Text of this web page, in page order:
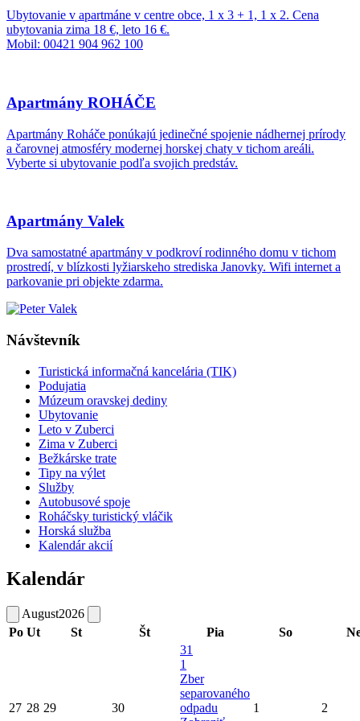
Ubytovanie v apartmáne v centre obce, 1 x 3 + 1, 1 x 2. Cena
ubytovania zima 18 €, leto 16 €.
Mobil: 00421 904 962 100
Apartmány ROHÁČE
Apartmány Roháče ponúkajú jedinečné spojenie nádhernej prírody
a čarovnej atmosféry modernej horskej chaty v tichom areáli.
Vyberte si ubytovanie podľa svojich predstáv.
Apartmány Valek
Dva samostatné apartmány v podkroví rodinného domu v tichom
prostredí, v blízkosti lyžiarskeho strediska Janovky. Wifi internet a
parkovanie pri objekte zdarma.
Návštevník
Turistická informačná kancelária (TIK)
Podujatia
Múzeum oravskej dediny
Ubytovanie
Leto v Zuberci
Zima v Zuberci
Bežkárske trate
Tipy na výlet
Služby
Autobusové spoje
Roháčsky turistický vláčik
Horská služba
Kalendár akcií
Kalendár
August2026
Po Ut St Št Pia So
27 28 29 30
31
1
Zber
separovaného
odpadu
1 2